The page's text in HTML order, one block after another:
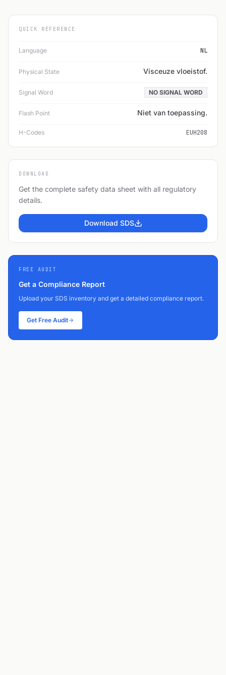
QUICK REFERENCE
Language NL
Physical State Visceuze vloeistof.
Signal Word NO SIGNAL WORD
Flash Point Niet van toepassing.
H-Codes EUH208
DOWNLOAD
Get the complete safety data sheet with all regulatory
details.
Download SDS
FREE AUDIT
Get a Compliance Report
Upload your SDS inventory and get a detailed compliance report.
Get Free Audit